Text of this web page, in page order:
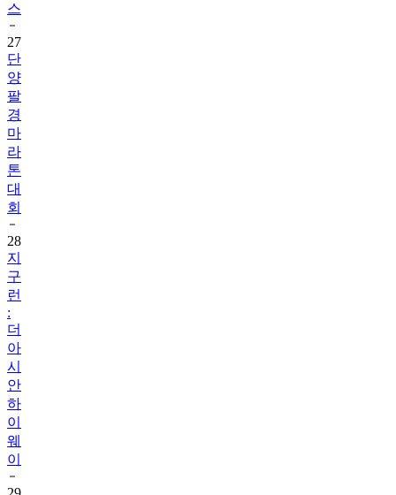
스
27
단
양
팔
경
마
라
톤
대
회
28
지
구
런
:
더
아
시
안
하
이
웨
이